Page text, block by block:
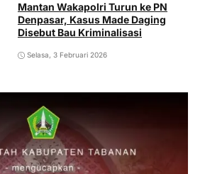
Mantan Wakapolri Turun ke PN
Denpasar, Kasus Made Daging
Disebut Bau Kriminalisasi
Selasa, 3 Februari 2026